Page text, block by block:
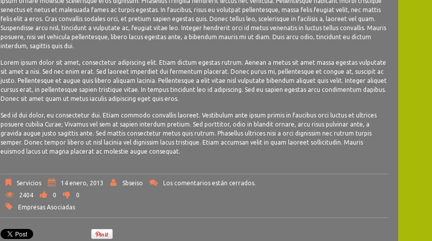
senectus et netus et malesuada fames ac turpis egestas. In faucibus, risus eu volutpat pellentesque, massa felis feugiat velit, nec mattis
felis elit a eros. Cras convallis sodales orci, et pretium sapien egestas quis. Donec tellus leo, scelerisque in facilisis a, laoreet vel quam.
Suspendisse arcu nisl, tincidunt a vulputate ac, feugiat vitae leo. Integer hendrerit orci id metus venenatis in luctus tellus convallis. Mauris
posuere, nisi vel vehicula pellentesque, libero lacus egestas ante, a bibendum mauris mi ut diam. Duis arcu odio, tincidunt eu dictum
interdum, sagittis quis dui.
Lorem ipsum dolor sit amet, consectetur adipiscing elit. Etiam dictum egestas rutrum. Aenean a metus sit amet massa egestas vulputate
sit amet a nisi. Sed nec enim erat. Sed laoreet imperdiet dui fermentum placerat. Donec purus mi, pellentesque et congue at, suscipit ac
justo. Pellentesque et augue quis libero aliquam lacinia. Pellentesque a elit vitae nisl vulputate bibendum aliquet quis velit. Integer aliquet
cursus erat, in pellentesque sapien tristique vitae. In tempus tincidunt leo id adipiscing. Sed eu sapien egestas arcu condimentum dapibus.
Donec sit amet quam ut metus iaculis adipiscing eget quis eros.
Sed id dui dolor, eu consectetur dui. Etiam commodo convallis laoreet. Vestibulum ante ipsum primis in faucibus orci luctus et ultrices
posuere cubilia Curae; Vivamus vel sem at sapien interdum pretium. Sed porttitor, odio in blandit ornare, arcu risus pulvinar ante, a
gravida augue justo sagittis ante. Sed mattis consectetur metus quis rutrum. Phasellus ultrices nisi a orci dignissim nec rutrum turpis
semper. Donec tempor libero ut nisl lacinia vel dignissim lacus tristique. Etiam accumsan velit in quam laoreet sollicitudin. Mauris
euismod lacus ut magna placerat ac molestie augue consequat.
Servicios 14 enero, 2013 Sbseiso
Los comentarios están cerrados.
2404
0
0
Empresas Asociadas